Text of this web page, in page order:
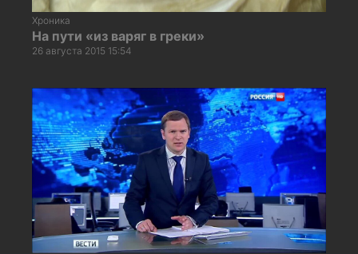
Хроника
На пути «из варяг в греки»
26 августа 2015 15:54